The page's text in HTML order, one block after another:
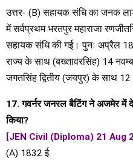
उत्तर- (B) सहायक संधि का जनक
में सर्वप्रथम भरतपुर महाराजा
सहायक संधि की गई। पुनः अप्रैल
राज्य के साथ (बख्तावरसिंह) 14
जगतसिंह द्वितीय (जयपुर) के साथ
17. गवर्नर जनरल बैटिंग ने अजमेर में
किया?
[JEN Civil (Diploma) 21 Aug
(A) 1832 ई.